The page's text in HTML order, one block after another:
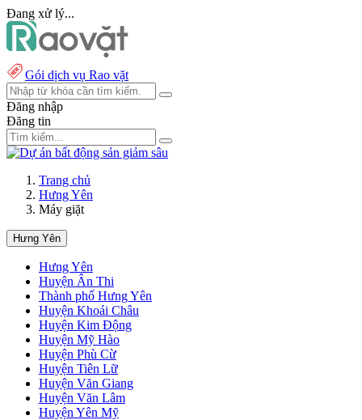
Đang xử lý...
Gói dịch vụ Rao vặt
Đăng nhập
Đăng tin
Trang chủ
Hưng Yên
Máy giặt
Hưng Yên
Hưng Yên
Huyện Ân Thi
Thành phố Hưng Yên
Huyện Khoái Châu
Huyện Kim Động
Huyện Mỹ Hào
Huyện Phù Cừ
Huyện Tiên Lữ
Huyện Văn Giang
Huyện Văn Lâm
Huyện Yên Mỹ